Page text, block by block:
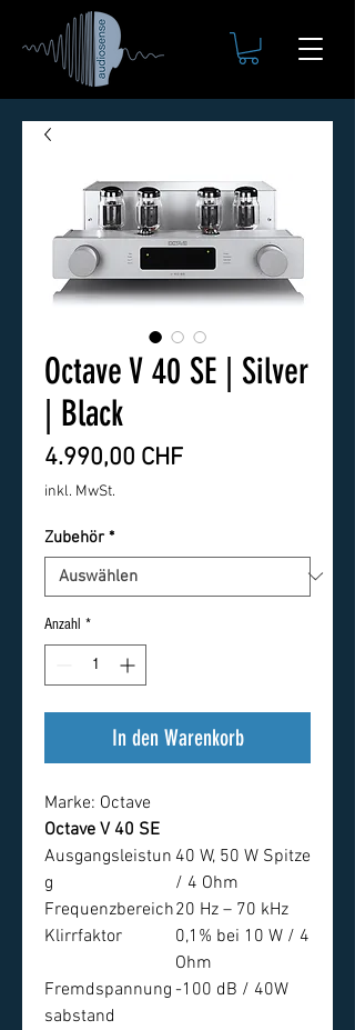
Octave V 40 SE | Silver
| Black
4.990,00 CHFPreis
inkl. MwSt.
Zubehör *
Anzahl *
In den Warenkorb
Marke: Octave
Octave V 40 SE
Ausgangsleistun
g
40 W, 50 W Spitze
/ 4 Ohm
Frequenzbereich20 Hz – 70 kHz
Klirrfaktor
0,1% bei 10 W / 4
Ohm
Fremdspannung
sabstand
-100 dB / 40W